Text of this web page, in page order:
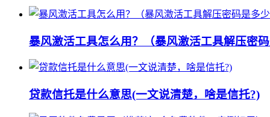
暴风激活工具怎么用？（暴风激活工具解压密码
贷款信托是什么意思(一文说清楚，啥是信托?)